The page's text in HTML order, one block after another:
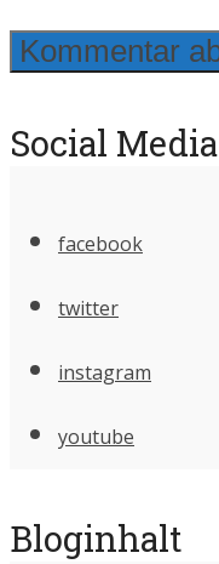
Social Media
facebook
twitter
instagram
youtube
Bloginhalt